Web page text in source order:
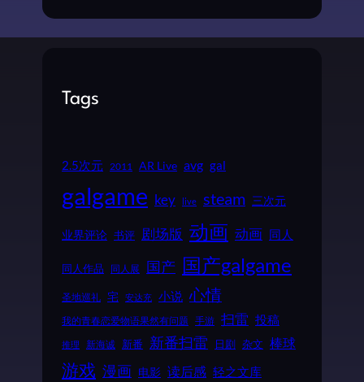
Tags
2.5次元 2011 AR Live avg gal
galgame key live steam 三次元
业界评论 书评 剧场版 动画 动画 同人
同人作品 同人展 国产 国产galgame
圣地巡礼 宅 安达充 小说 心情
我的青春恋爱物语果然有问题 手游 扫雷 投稿
推理 新海诚 新番 新番扫雷 日剧 杂文 棒球
游戏 漫画 电影 读后感 轻之文库